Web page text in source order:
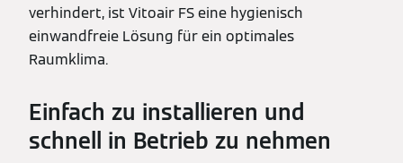
verhindert, ist Vitoair FS eine hygienisch
einwandfreie Lösung für ein optimales
Raumklima.
Einfach zu installieren und
schnell in Betrieb zu nehmen